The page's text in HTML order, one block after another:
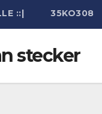
::| 35KO308
stecker